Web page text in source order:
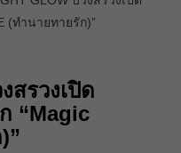
(ทำนายทายรัก)”
สรวงเปิด
“Magic